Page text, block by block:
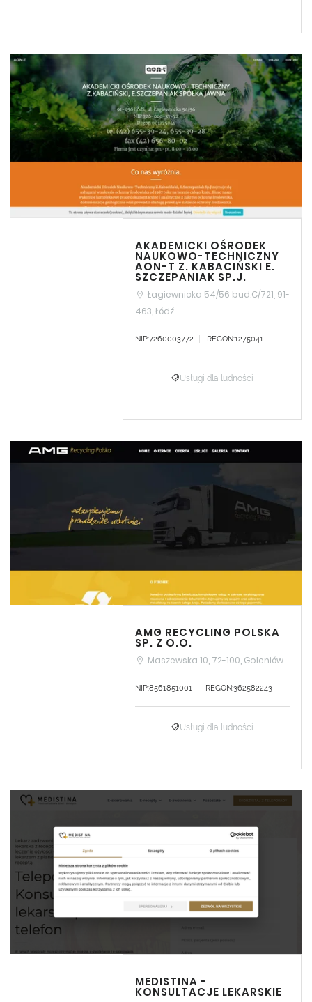
AKADEMICKI OŚRODEK
NAUKOWO-TECHNICZNY
AON-T Z. KABACIŃSKI E.
SZCZEPANIAK SP.J.
Łagiewnicka 54/56 bud.C/721, 91-
463, Łódź
NIP:7260003772 REGON:1275041
Usługi dla ludności
AMG RECYCLING POLSKA
SP. Z O.O.
Maszewska 10, 72-100, Goleniów
NIP:8561851001 REGON:362582243
Usługi dla ludności
MEDISTINA -
KONSULTACJE LEKARSKIE